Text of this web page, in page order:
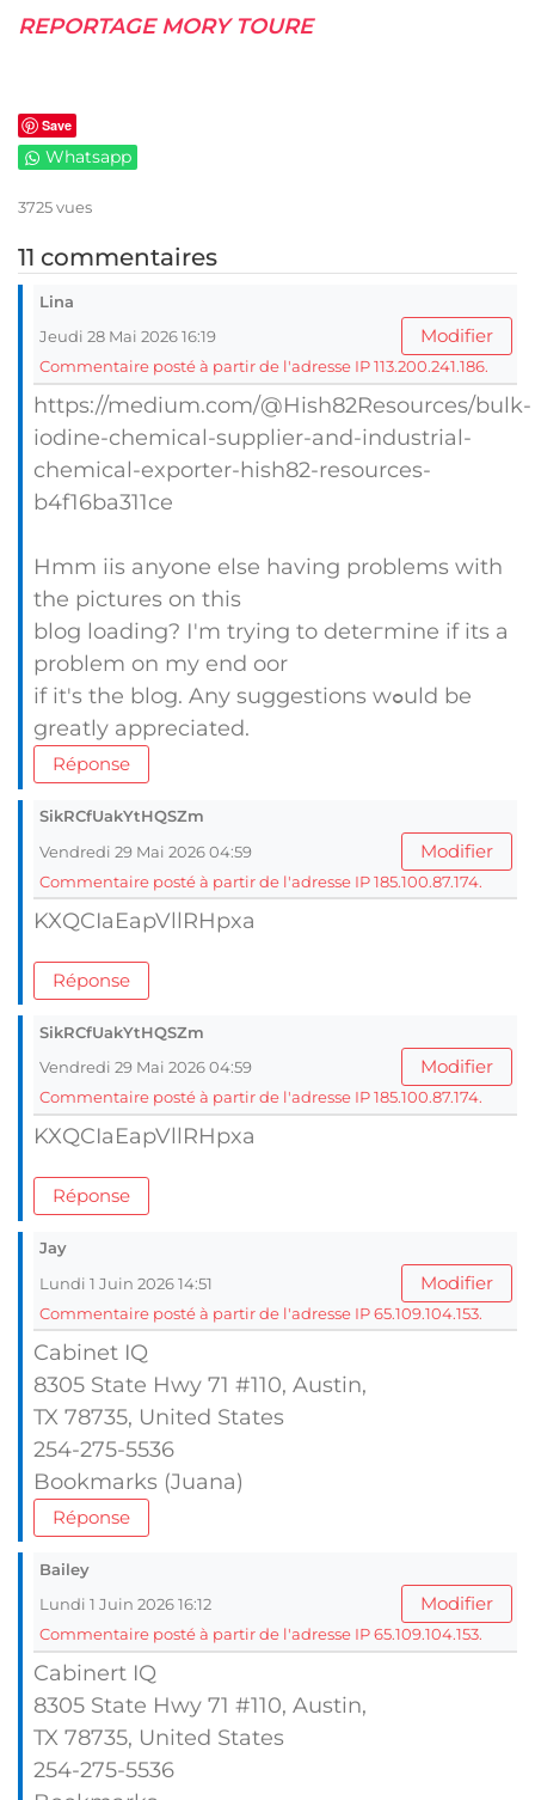
REPORTAGE MORY TOURE
Save
Whatsapp
3725 vues
11 commentaires
Lina
Jeudi 28 Mai 2026 16:19
Modifier
Commentaire posté à partir de l'adresse IP 113.200.241.186.
https://medium.com/@Hish82Resources/bulk-
iodine-chemical-supplier-and-industrial-
chemical-exporter-hish82-resources-
b4f16ba311ce
Hmm iis anyone else having problems with
tһe pіctures on this
blog loading? Ӏ'm trying to deteгmine if its a
problem on my end oor
if it's the blog. Any suggestions wߋuld be
greatly appreciated.
Réponse
SikRCfUakYtHQSZm
Vendredi 29 Mai 2026 04:59
Modifier
Commentaire posté à partir de l'adresse IP 185.100.87.174.
KXQCIaEapVllRHpxa
Réponse
SikRCfUakYtHQSZm
Vendredi 29 Mai 2026 04:59
Modifier
Commentaire posté à partir de l'adresse IP 185.100.87.174.
KXQCIaEapVllRHpxa
Réponse
Jay
Lundi 1 Juin 2026 14:51
Modifier
Commentaire posté à partir de l'adresse IP 65.109.104.153.
Cabinet IQ
8305 State Hwy 71 #110, Austin,
TX 78735, United Ѕtates
254-275-5536
Bookmarks (Juana)
Réponse
Bailey
Lundi 1 Juin 2026 16:12
Modifier
Commentaire posté à partir de l'adresse IP 65.109.104.153.
Cabinert IQ
8305 State Hwy 71 #110, Austin,
TX 78735, United Ѕtates
254-275-5536